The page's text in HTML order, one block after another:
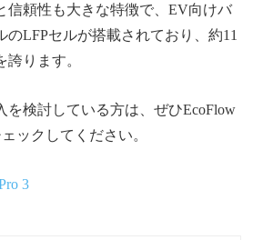
信頼性も大きな特徴で、EV向けバ
のLFPセルが搭載されており、約11
ります。
を検討している方は、ぜひEcoFlow
ックしてください。
3